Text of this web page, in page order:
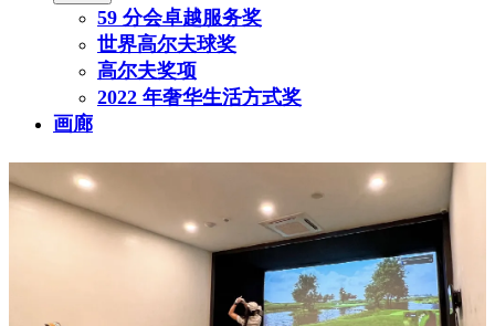
59 分会卓越服务奖
世界高尔夫球奖
高尔夫奖项
2022 年奢华生活方式奖
画廊